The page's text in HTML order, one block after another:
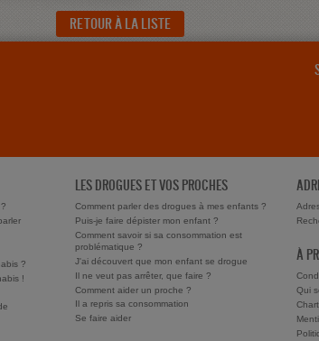
RETOUR À LA LISTE
?
!
LES DROGUES ET VOS PROCHES
Comment parler des drogues à mes enfants ?
Puis-je faire dépister mon enfant ?
Comment savoir si sa consommation est
problématique ?
J'ai découvert que mon enfant se drogue
Il ne veut pas arrêter, que faire ?
Comment aider un proche ?
Il a repris sa consommation
Se faire aider
À
Qui